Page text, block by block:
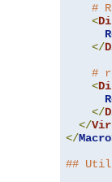
#
<
</
#
<
</
</
</Macro
##